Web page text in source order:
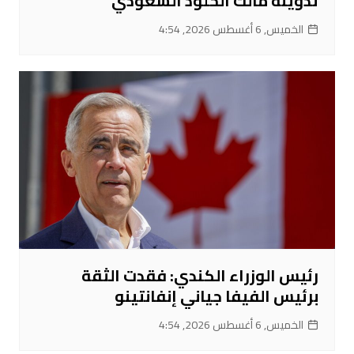
الخميس, 6 أغسطس 2026, 4:54
رئيس الوزراء الكندي: فقدت الثقة
برئيس الفيفا جياني إنفانتينو
الخميس, 6 أغسطس 2026, 4:54